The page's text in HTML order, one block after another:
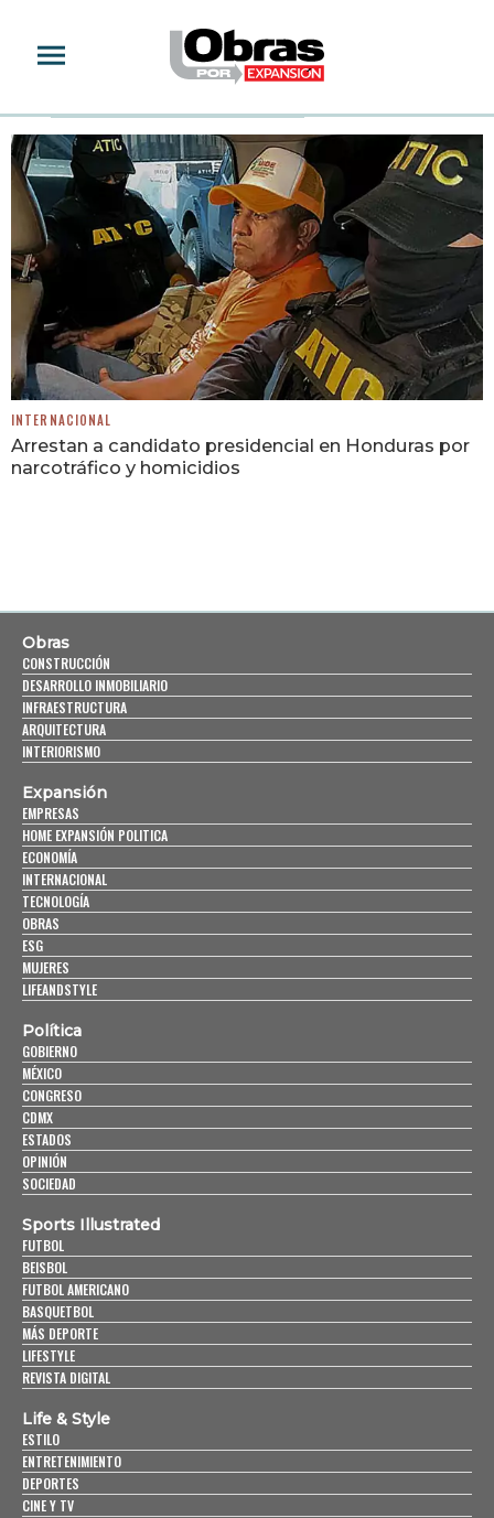
INTERNACIONAL
Arrestan a candidato presidencial en Honduras por
narcotráfico y homicidios
Obras
CONSTRUCCIÓN
DESARROLLO INMOBILIARIO
INFRAESTRUCTURA
ARQUITECTURA
INTERIORISMO
Expansión
EMPRESAS
HOME EXPANSIÓN POLITICA
ECONOMÍA
INTERNACIONAL
TECNOLOGÍA
OBRAS
ESG
MUJERES
LIFEANDSTYLE
Política
GOBIERNO
MÉXICO
CONGRESO
CDMX
ESTADOS
OPINIÓN
SOCIEDAD
Sports Illustrated
FUTBOL
BEISBOL
FUTBOL AMERICANO
BASQUETBOL
MÁS DEPORTE
LIFESTYLE
REVISTA DIGITAL
Life & Style
ESTILO
ENTRETENIMIENTO
DEPORTES
CINE Y TV